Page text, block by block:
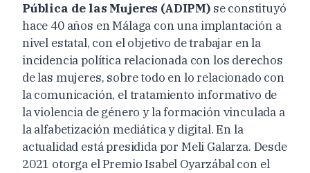
Pública de las Mujeres (ADIPM)se constituyó
hace 40 años en Málaga con una implantación a
nivel estatal, con el objetivo de trabajar en la
incidencia política relacionada con los derechos
de las mujeres, sobre todo en lo relacionado con
la comunicación, el tratamiento informativo de
la violencia de género y la formación vinculada a
la alfabetización mediática y digital. En la
actualidad está presidida por Meli Galarza. Desde
2021 otorga el Premio Isabel Oyarzábal con el